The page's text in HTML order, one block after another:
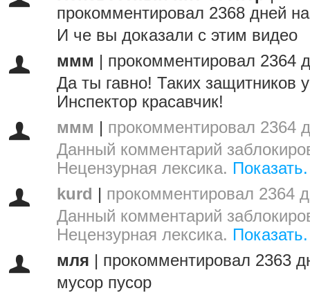
прокомментировал 2368 дней
И че вы доказали с этим видео
ммм
прокомментировал 2364
Да ты гавно! Таких защитников
Инспектор красавчик!
ммм
прокомментировал 2364
Данный комментарий
Нецензурная лексика. Показать.
kurd
прокомментировал 2364
Данный комментарий
Нецензурная лексика. Показать.
мля
прокомментировал 2363
мусор пусор